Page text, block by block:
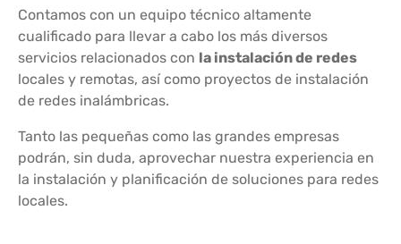
Contamos con un equipo técnico altamente
cualificado para llevar a cabo los más diversos
servicios relacionados con la instalación de redes
locales y remotas, así como proyectos de instalación
de redes inalámbricas.
Tanto las pequeñas como las grandes empresas
podrán, sin duda, aprovechar nuestra experiencia en
la instalación y planificación de soluciones para redes
locales.